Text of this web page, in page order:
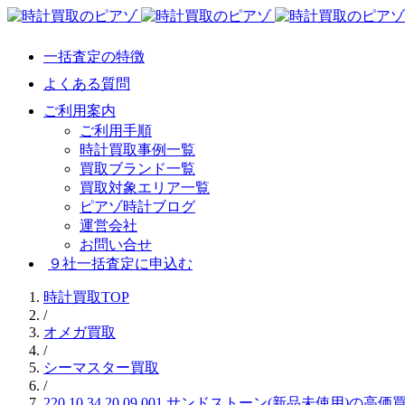
一括査定の特徴
よくある質問
ご利用案内
ご利用手順
時計買取事例一覧
買取ブランド一覧
買取対象エリア一覧
ピアゾ時計ブログ
運営会社
お問い合せ
９社一括査定に申込む
時計買取TOP
/
オメガ買取
/
シーマスター買取
/